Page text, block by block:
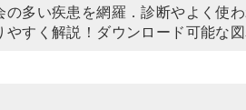
多い疾患を網羅．診断やよく使
すく解説！ダウンロード可能な